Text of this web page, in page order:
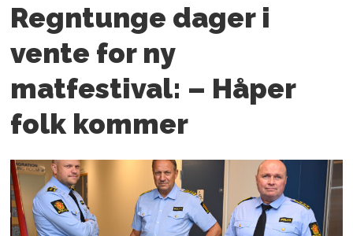
Regntunge dager i
vente for ny
matfestival: – Håper
folk kommer